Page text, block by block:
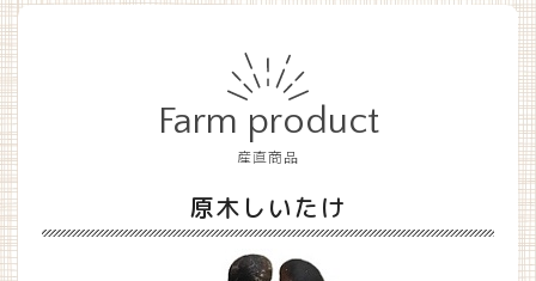
Farm product
産直商品
原木しいたけ